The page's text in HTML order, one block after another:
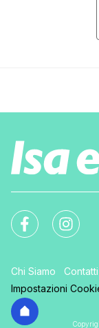
Chi Siamo Contatti
Impostazioni